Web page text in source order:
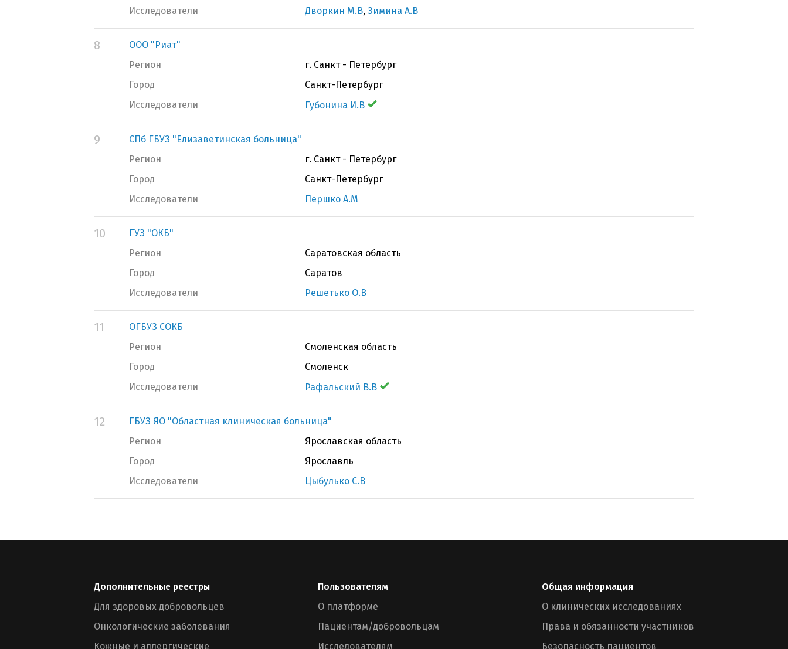
Исследователи
Дворкин М.В, Зимина А.В
8
ООО "Риат"
Регион
г. Санкт - Петербург
Город
Санкт-Петербург
Исследователи
Губонина И.В
9
СПб ГБУЗ "Елизаветинская больница"
Регион
г. Санкт - Петербург
Город
Санкт-Петербург
Исследователи
Першко А.М
10
ГУЗ "ОКБ"
Регион
Саратовская область
Город
Саратов
Исследователи
Решетько О.В
11
ОГБУЗ СОКБ
Регион
Смоленская область
Город
Смоленск
Исследователи
Рафальский В.В
12
ГБУЗ ЯО "Областная клиническая больница"
Регион
Ярославская область
Город
Ярославль
Исследователи
Цыбулько С.В
Дополнительные реестры
Для здоровых добровольцев
Онкологические заболевания
Кожные и аллергические
Пользователям
О платформе
Пациентам/добровольцам
Исследователям
Общая информация
О клинических исследованиях
Права и обязанности участников
Безопасность пациентов